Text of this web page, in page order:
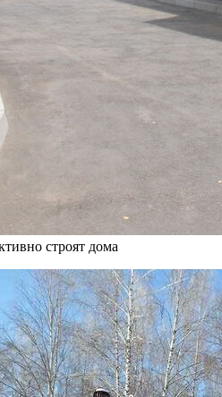
строят дома